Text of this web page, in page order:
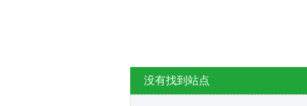
没有找到站点